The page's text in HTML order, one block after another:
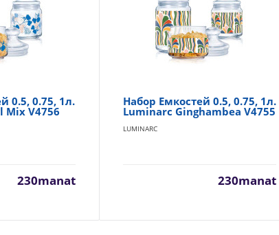
0.5, 0.75, 1л.
Mix V4756
230manat
Набор Емкостей 0.5, 0.75, 1л.
Luminarc Ginghambea V4755
LUMINARC
230manat